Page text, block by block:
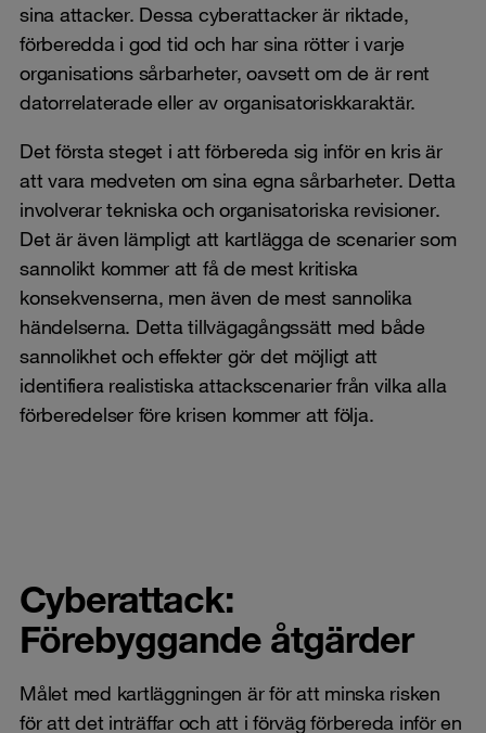
sina attacker. Dessa cyberattacker är riktade,
förberedda i god tid och har sina rötter i varje
organisations sårbarheter, oavsett om de är rent
datorrelaterade eller av organisatoriskkaraktär.
Det första steget i att förbereda sig inför en kris är
att vara medveten om sina egna sårbarheter. Detta
involverar tekniska och organisatoriska revisioner.
Det är även lämpligt att kartlägga de scenarier som
sannolikt kommer att få de mest kritiska
konsekvenserna, men även de mest sannolika
händelserna. Detta tillvägagångssätt med både
sannolikhet och effekter gör det möjligt att
identifiera realistiska attackscenarier från vilka alla
förberedelser före krisen kommer att följa.
Cyberattack:
Förebyggande åtgärder
Målet med kartläggningen är för att minska risken
för att det inträffar och att i förväg förbereda inför en